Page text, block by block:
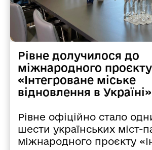
Рівне долучилося до
міжнародного проєкту
«Інтегроване міське
відновлення в
Рівне офіційно стало
шести українських міст-
міжнародного проєкту